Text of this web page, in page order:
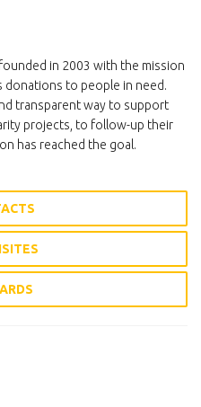
in 2003 with the mission
donations to people in need.
transparent way to support
projects, to follow-up their
has reached the goal.